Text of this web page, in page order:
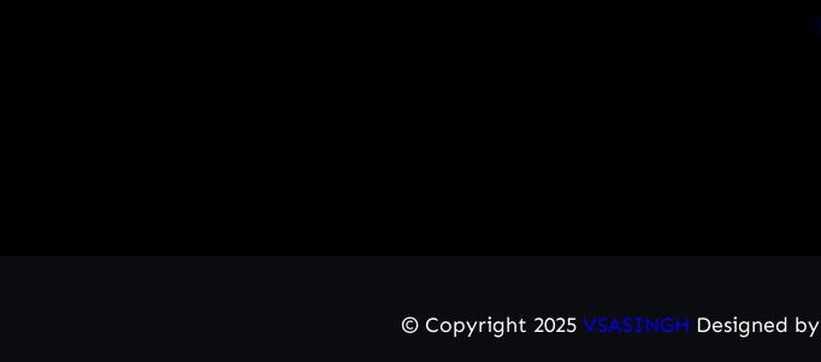
© Copyright 2025 VSASINGH Designed by